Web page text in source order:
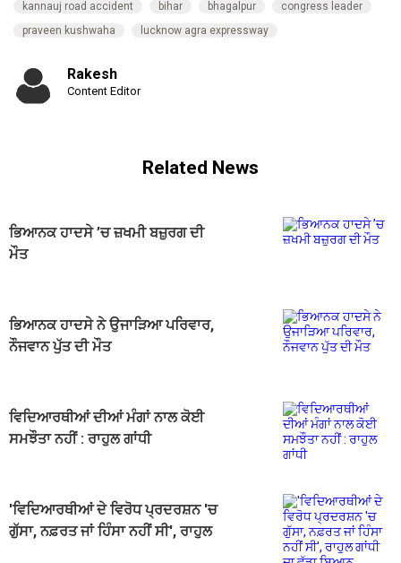
kannauj road accident bihar bhagalpur
congress leader
praveen kushwaha
lucknow agra expressway
Rakesh
Content Editor
Related News
ਭਿਆਨਕ ਹਾਦਸੇ ’ਚ ਜ਼ਖਮੀ ਬਜ਼ੁਰਗ ਦੀ
ਮੌਤ
ਭਿਆਨਕ ਹਾਦਸੇ ਨੇ ਉਜਾੜਿਆ ਪਰਿਵਾਰ,
ਨੌਜਵਾਨ ਪੁੱਤ ਦੀ ਮੌਤ
ਵਿਦਿਆਰਥੀਆਂ ਦੀਆਂ ਮੰਗਾਂ ਨਾਲ ਕੋਈ
ਸਮਝੌਤਾ ਨਹੀਂ : ਰਾਹੁਲ ਗਾਂਧੀ
'ਵਿਦਿਆਰਥੀਆਂ ਦੇ ਵਿਰੋਧ ਪ੍ਰਦਰਸ਼ਨ 'ਚ
ਗੁੱਸਾ, ਨਫ਼ਰਤ ਜਾਂ ਹਿੰਸਾ ਨਹੀਂ ਸੀ', ਰਾਹੁਲ